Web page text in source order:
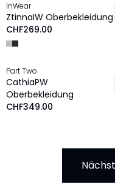
NEU
InWear
ZtinnaIW Oberbekleidung
CHF269.00
NEU
Part Two
CathiaPW
Oberbekleidung
CHF349.00